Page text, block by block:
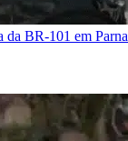
da BR-101 em